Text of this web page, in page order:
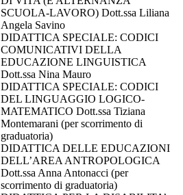
SCUOLA-LAVORO) Dott.ssa Liliana
Angela Savino
DIDATTICA SPECIALE: CODICI
COMUNICATIVI DELLA
EDUCAZIONE LINGUISTICA
Dott.ssa Nina Mauro
DIDATTICA SPECIALE: CODICI
DEL LINGUAGGIO LOGICO-
MATEMATICO Dott.ssa Tiziana
Montemarani (per scorrimento di
graduatoria)
DIDATTICA DELLE EDUCAZIONI
DELL’AREA ANTROPOLOGICA
Dott.ssa Anna Antonacci (per
scorrimento di graduatoria)